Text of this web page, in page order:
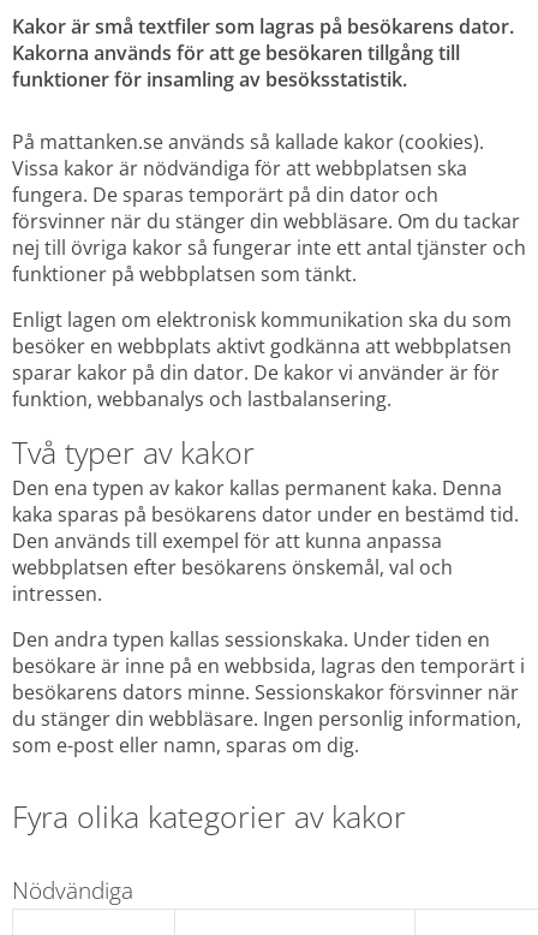
Kakor är små textfiler som lagras på besökarens dator.
Kakorna används för att ge besökaren tillgång till
funktioner för insamling av besöksstatistik.
På mattanken.se används så kallade kakor (cookies).
Vissa kakor är nödvändiga för att webbplatsen ska
fungera. De sparas temporärt på din dator och
försvinner när du stänger din webbläsare. Om du tackar
nej till övriga kakor så fungerar inte ett antal tjänster och
funktioner på webbplatsen som tänkt.
Enligt lagen om elektronisk kommunikation ska du som
besöker en webbplats aktivt godkänna att webbplatsen
sparar kakor på din dator. De kakor vi använder är för
funktion, webbanalys och lastbalansering.
Två typer av kakor
Den ena typen av kakor kallas permanent kaka. Denna
kaka sparas på besökarens dator under en bestämd tid.
Den används till exempel för att kunna anpassa
webbplatsen efter besökarens önskemål, val och
intressen.
Den andra typen kallas sessionskaka. Under tiden en
besökare är inne på en webbsida, lagras den temporärt i
besökarens dators minne. Sessionskakor försvinner när
du stänger din webbläsare. Ingen personlig information,
som e-post eller namn, sparas om dig.
Fyra olika kategorier av kakor
Nödvändiga